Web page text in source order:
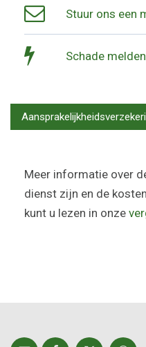
Stuur ons een
Schade melden
Meer informatie over
dienst zijn en de
kunt u lezen in onze